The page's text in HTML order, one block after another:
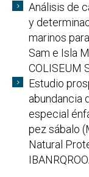
Análisis de
y
marinos
Sam e Isla
COLISEUM
Estudio
abundancia
especial
pez sábalo
Natural
IBANRQROO.